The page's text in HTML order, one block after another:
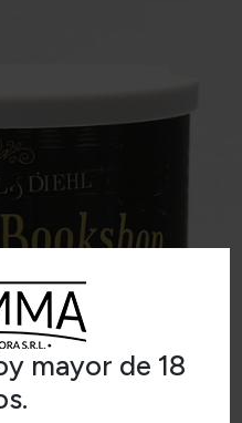
mayor de 18